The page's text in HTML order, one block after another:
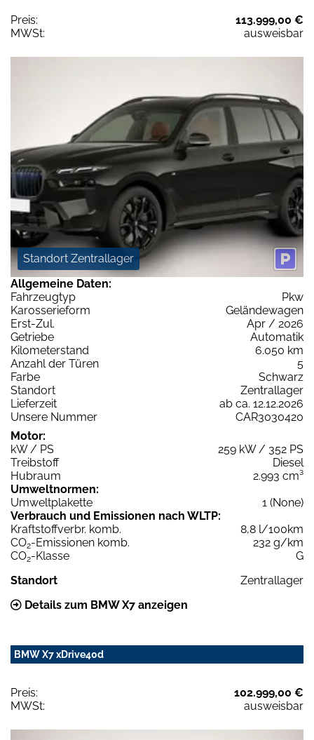
Preis:
113.999,00 €
MWSt:
ausweisbar
Standort Zentrallager
Allgemeine Daten:
Fahrzeugtyp
Pkw
Karosserieform
Geländewagen
Erst-Zul.
Apr / 2026
Getriebe
Automatik
Kilometerstand
6.050 km
Anzahl der Türen
5
Farbe
Schwarz
Standort
Zentrallager
Lieferzeit
ab ca. 12.12.2026
Unsere Nummer
CAR3030420
Motor:
kW / PS
259 kW / 352 PS
Treibstoff
Diesel
Hubraum
2.993 cm³
Umweltnormen:
Umweltplakette
1 (None)
Verbrauch und Emissionen nach WLTP:
Kraftstoffverbr. komb.
8,8 l/100km
CO2-Emissionen komb.
232 g/km
CO2-Klasse
G
Standort
Zentrallager
Details zum BMW X7 anzeigen
BMW X7 xDrive40d
Preis:
102.999,00 €
MWSt:
ausweisbar